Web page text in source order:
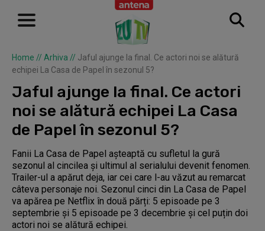
Home // Arhiva // Jaful ajunge la final. Ce actori noi se alătură
echipei La Casa de Papel în sezonul 5?
Jaful ajunge la final. Ce actori
noi se alătură echipei La Casa
de Papel în sezonul 5?
Fanii La Casa de Papel așteaptă cu sufletul la gură
sezonul al cincilea și ultimul al serialului devenit fenomen.
Trailer-ul a apărut deja, iar cei care l-au văzut au remarcat
câteva personaje noi. Sezonul cinci din La Casa de Papel
va apărea pe Netflix în două părți: 5 episoade pe 3
septembrie și 5 episoade pe 3 decembrie și cel puțin doi
actori noi se alătură echipei.